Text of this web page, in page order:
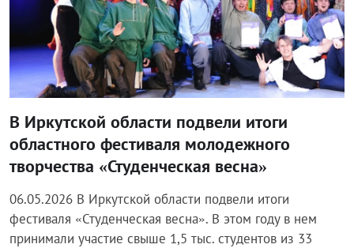
В Иркутской области подвели итоги
областного фестиваля молодежного
творчества «Студенческая весна»
06.05.2026 В Иркутской области подвели итоги
фестиваля «Студенческая весна». В этом году в нем
принимали участие свыше 1,5 тыс. студентов из 33